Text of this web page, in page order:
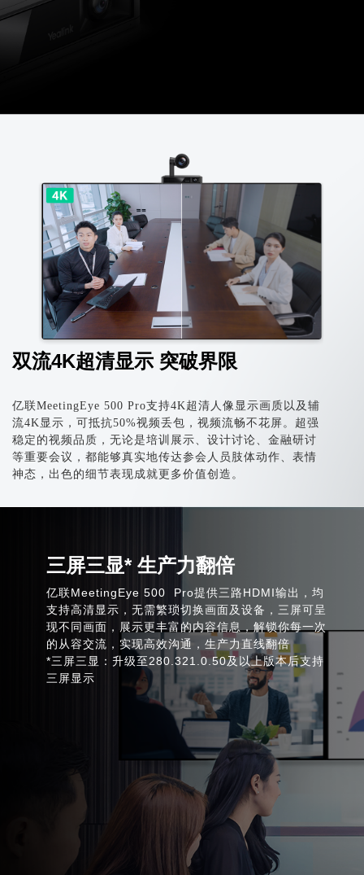
双流4K超清显示 突破界限
亿联MeetingEye 500 Pro支持4K超清人像显示画质以及辅
流4K显示，可抵抗50%视频丢包，视频流畅不花屏。超强
稳定的视频品质，无论是培训展示、设计讨论、金融研讨
等重要会议，都能够真实地传达参会 人 员肢体动作、表情
神态，出色的细节表现成就更多价值创造。
三屏三显* 生产力翻倍
亿联MeetingEye 500 Pro提供三路HDMI输出，均
支持高清显示，无需繁琐切换画面及设备，三屏可呈
现不同画面，展示更丰富的内容信息，解锁你每一次
的从容交流，实现高效沟通，生产力直线翻倍
*三屏三显：升级至280.321.0.50及以上版本后支持
三屏显示